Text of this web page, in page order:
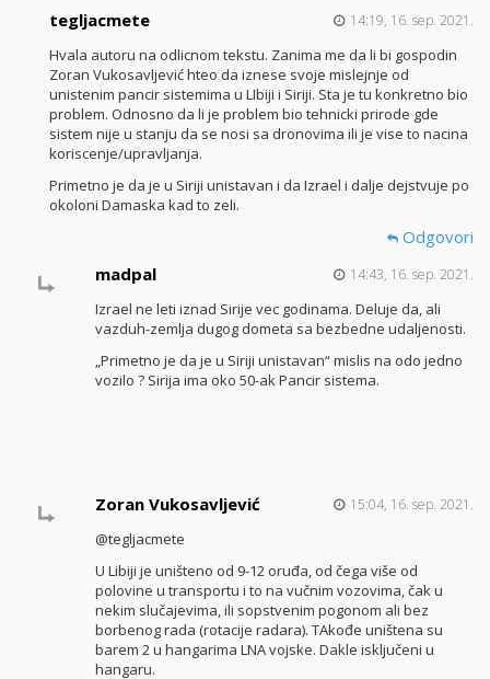
tegljacmete 14:19, 16. sep. 2021.
Hvala autoru na odlicnom tekstu. Zanima me da li bi gospodin
Zoran Vukosavljević hteo da iznese svoje mislejnje od
unistenim pancir sistemima u LIbiji i Siriji. Sta je tu konkretno bio
problem. Odnosno da li je problem bio tehnicki prirode gde
sistem nije u stanju da se nosi sa dronovima ili je vise to nacina
koriscenje/upravljanja.
Primetno je da je u Siriji unistavan i da Izrael i dalje dejstvuje po
okoloni Damaska kad to zeli.
Odgovori
madpal
14:43, 16. sep. 2021.
Izrael ne leti iznad Sirije vec godinama. Deluje da, ali
vazduh-zemlja dugog dometa sa bezbedne udaljenosti.
„Primetno je da je u Siriji unistavan“ mislis na odo jedno
vozilo ? Sirija ima oko 50-ak Pancir sistema.
Zoran Vukosavljević 15:04, 16. sep. 2021.
@tegljacmete
U Libiji je uništeno od 9-12 oruđa, od čega više od
polovine u transportu i to na vučnim vozovima, čak u
nekim slučajevima, ili sopstvenim pogonom ali bez
borbenog rada (rotacije radara). TAkođe uništena su
barem 2 u hangarima LNA vojske. Dakle isključeni u
hangaru.